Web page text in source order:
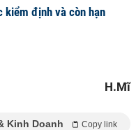
kiểm định và còn hạn
H.Mĩ
Kinh Doanh Copy link